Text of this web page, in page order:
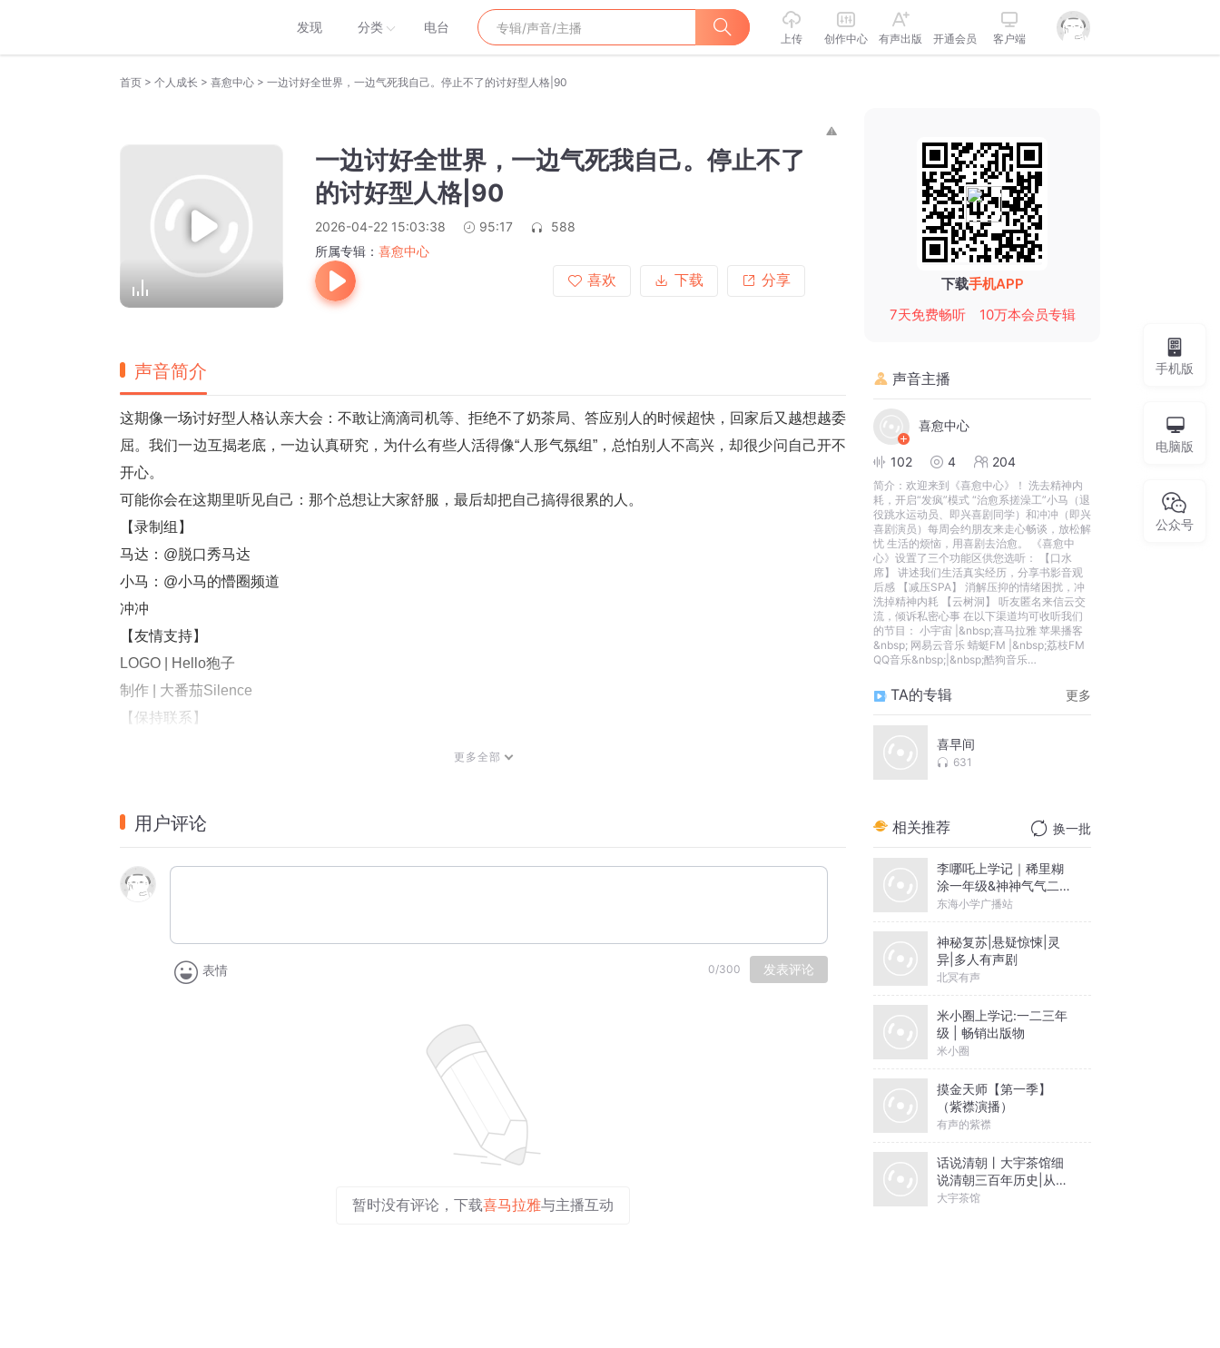
发现 分类 电台
上传 创作中心 有声出版 开通会员 客户端
首页 > 个人成长 > 喜愈中心 > 一边讨好全世界，一边气死我自己。停止不了的讨好型人格|90
一边讨好全世界，一边气死我自己。停止不了
的讨好型人格|90
2026-04-22 15:03:38 95:17
588
所属专辑： 喜愈中心
喜欢
下载 分享
声音简介
这期像一场讨好型人格认亲大会：不敢让滴滴司机等、拒绝不了奶茶局、答应别人的时候超快，回家后又越想越委
屈。我们一边互揭老底，一边认真研究，为什么有些人活得像“人形气氛组”，总怕别人不高兴，却很少问自己开不
开心。
可能你会在这期里听见自己：那个总想让大家舒服，最后却把自己搞得很累的人。
【录制组】
马达：@脱口秀马达
小马：@小马的懵圈频道
冲冲
【友情支持】
LOGO | Hello狍子
制作 | 大番茄Silence
【保持联系】
更多全部
用户评论
表情 0/300 发表评论
暂时没有评论，下载喜马拉雅与主播互动
下载手机APP
7天免费畅听
10万本会员专辑
声音主播
喜愈中心
102 4 204
简介： 欢迎来到《喜愈中心》！ 洗去精神内
耗，开启“发疯”模式 “治愈系搓澡工”小马（退
役跳水运动员、即兴喜剧同学）和冲冲（即兴
喜剧演员）每周会约朋友来走心畅谈，放松解
忧 生活的烦恼，用喜剧去治愈。 《喜愈中
心》设置了三个功能区供您选听： 【口水
席】 讲述我们生活真实经历，分享书影音观
后感 【减压SPA】 消解压抑的情绪困扰，冲
洗掉精神内耗 【云树洞】 听友匿名来信云交
流，倾诉私密心事 在以下渠道均可收听我们
的节目： 小宇宙 |&nbsp;喜马拉雅 苹果播客
&nbsp; 网易云音乐 蜻蜓FM |&nbsp;荔枝FM
QQ音乐&nbsp;|&nbsp;酷狗音乐
TA的专辑 更多
喜早间
631
相关推荐 换一批
李哪吒上学记｜稀里糊
涂一年级&神神气气二年
级
东海小学广播站
神秘复苏|悬疑惊悚|灵
异|多人有声剧
北冥有声
米小圈上学记:一二三年
级 | 畅销出版物
米小圈
摸金天师【第一季】
（紫襟演播）
有声的紫襟
话说清朝丨大宇茶馆细
说清朝三百年历史|从努
尔哈赤到末代皇帝溥仪|
大宇茶馆
手机版
电脑版
公众号